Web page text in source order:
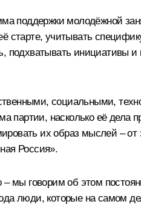
поддержки молодёжной
учитывать
инициативы и
социальными,
партии, насколько её
их образ мыслей – от
Россия».
мы говорим об этом
люди, которые на самом